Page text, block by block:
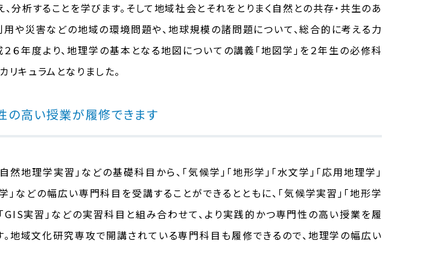
分析することを学びます。そして地域社会とそれをとりまく自然との共存・共生のあ
用や災害などの地域の環境問題や、地球規模の諸問題について、総合的に考える力
２６年度より、地理学の基本となる地図についての講義「地図学」を２年生の必修科
リキュラムとなりました。
の高い授業が履修できます
然地理学実習」などの基礎科目から、「気候学」「地形学」「水文学」「応用地理学」
」などの幅広い専門科目を受講することができるとともに、「気候学実習」「地形学
「GIS実習」などの実習科目と組み合わせて、より実践的かつ専門性の高い授業を履
。地域文化研究専攻で開講されている専門科目も履修できるので、地理学の幅広い